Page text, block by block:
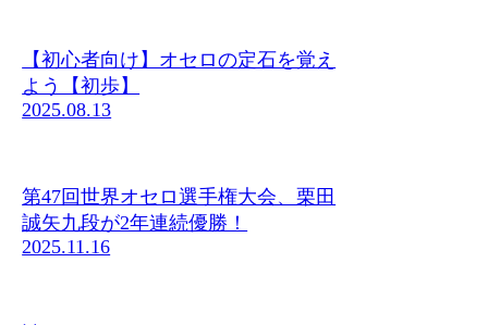
【初心者向け】オセロの定石を覚え
よう【初歩】
2025.08.13
第47回世界オセロ選手権大会、栗田
誠矢九段が2年連続優勝！
2025.11.16